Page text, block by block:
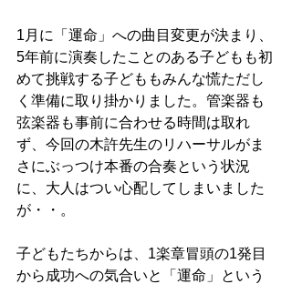
1月に「運命」への曲目変更が決まり、
5年前に演奏したことのある子どもも初
めて挑戦する子どももみんな慌ただし
く準備に取り掛かりました。管楽器も
弦楽器も事前に合わせる時間は取れ
ず、今回の木許先生のリハーサルがま
さにぶっつけ本番の合奏という状況
に、大人はつい心配してしまいました
が・・。
子どもたちからは、1楽章冒頭の1発目
から成功への気合いと「運命」という